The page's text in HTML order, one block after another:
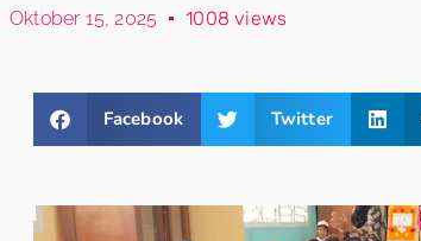
Oktober 15, 2025 1008 views
Facebook Twitter